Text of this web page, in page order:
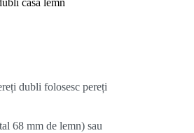
dubli folosesc pereți
68 mm de lemn) sau